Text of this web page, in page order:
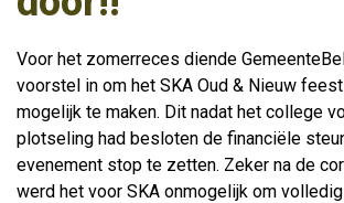
Voor het zomerreces diende
voorstel in om het SKA Oud & Nieuw
mogelijk te maken. Dit nadat het college
plotseling had besloten de financiële
evenement stop te zetten. Zeker na de
werd het voor SKA onmogelijk om